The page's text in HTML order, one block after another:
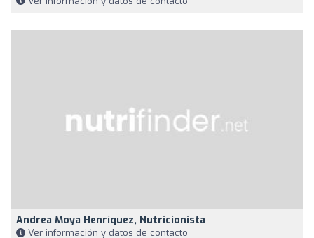
Andrea Moya Henríquez, Nutricionista
Ver información y datos de contacto